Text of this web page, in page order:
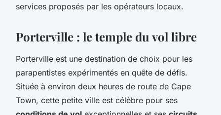
services proposés par les opérateurs locaux.
Porterville : le temple du vol libre
Porterville est une destination de choix pour les
parapentistes expérimentés en quête de défis.
Située à environ deux heures de route de Cape
Town, cette petite ville est célèbre pour ses